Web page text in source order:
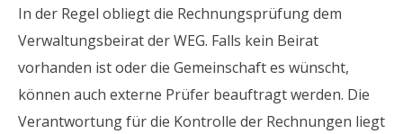
In der Regel obliegt die Rechnungsprüfung dem
Verwaltungsbeirat der WEG. Falls kein Beirat
vorhanden ist oder die Gemeinschaft es wünscht,
können auch externe Prüfer beauftragt werden. Die
Verantwortung für die Kontrolle der Rechnungen liegt